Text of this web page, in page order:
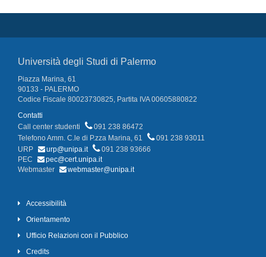
Università degli Studi di Palermo
Piazza Marina, 61
90133 - PALERMO
Codice Fiscale 80023730825, Partita IVA 00605880822
Contatti
Call center studenti
091 238 86472
Telefono Amm. C.le di P.zza Marina, 61
091 238 93011
URP
urp@unipa.it
091 238 93666
PEC
pec@cert.unipa.it
Webmaster
webmaster@unipa.it
Accessibilità
Orientamento
Ufficio Relazioni con il Pubblico
Credits